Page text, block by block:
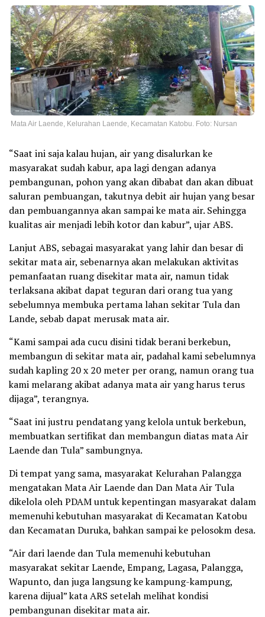
Mata Air Laende, Kelurahan Laende, Kecamatan Katobu. Foto: Nursan
“Saat ini saja kalau hujan, air yang disalurkan ke
masyarakat sudah kabur, apa lagi dengan adanya
pembangunan, pohon yang akan dibabat dan akan dibuat
saluran pembuangan, takutnya debit air hujan yang besar
dan pembuangannya akan sampai ke mata air. Sehingga
kualitas air menjadi lebih kotor dan kabur”, ujar ABS.
Lanjut ABS, sebagai masyarakat yang lahir dan besar di
sekitar mata air, sebenarnya akan melakukan aktivitas
pemanfaatan ruang disekitar mata air, namun tidak
terlaksana akibat dapat teguran dari orang tua yang
sebelumnya membuka pertama lahan sekitar Tula dan
Lande, sebab dapat merusak mata air.
“Kami sampai ada cucu disini tidak berani berkebun,
membangun di sekitar mata air, padahal kami sebelumnya
sudah kapling 20 x 20 meter per orang, namun orang tua
kami melarang akibat adanya mata air yang harus terus
dijaga”, terangnya.
“Saat ini justru pendatang yang kelola untuk berkebun,
membuatkan sertifikat dan membangun diatas mata Air
Laende dan Tula” sambungnya.
Di tempat yang sama, masyarakat Kelurahan Palangga
mengatakan Mata Air Laende dan Dan Mata Air Tula
dikelola oleh PDAM untuk kepentingan masyarakat dalam
memenuhi kebutuhan masyarakat di Kecamatan Katobu
dan Kecamatan Duruka, bahkan sampai ke pelosokm desa.
“Air dari laende dan Tula memenuhi kebutuhan
masyarakat sekitar Laende, Empang, Lagasa, Palangga,
Wapunto, dan juga langsung ke kampung-kampung,
karena dijual” kata ARS setelah melihat kondisi
pembangunan disekitar mata air.